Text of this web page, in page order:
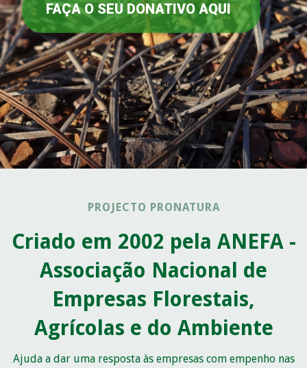
FAÇA O SEU DONATIVO AQUI
PROJECTO PRONATURA
Criado em 2002 pela ANEFA -
Associação Nacional de
Empresas Florestais,
Agrícolas e do Ambiente
Ajuda a dar uma resposta às empresas com empenho nas